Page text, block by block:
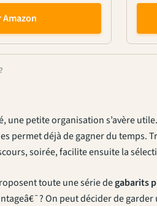
une petite organisation s’avère
permet déjà de gagner du temps.
soirée, facilite ensuite la
toute une série degabarits
On peut décider de